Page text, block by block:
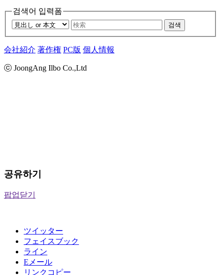
검색어 입력폼
검색
会社紹介 著作権 PC版 個人情報
ⓒ JoongAng Ilbo Co.,Ltd
공유하기
팝업닫기
ツイッター
フェイスブック
ライン
Eメール
リンクコピー